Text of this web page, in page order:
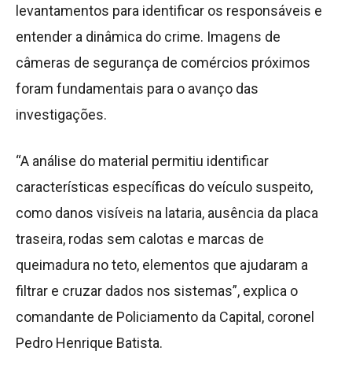
levantamentos para identificar os responsáveis e
entender a dinâmica do crime. Imagens de
câmeras de segurança de comércios próximos
foram fundamentais para o avanço das
investigações.
“A análise do material permitiu identificar
características específicas do veículo suspeito,
como danos visíveis na lataria, ausência da placa
traseira, rodas sem calotas e marcas de
queimadura no teto, elementos que ajudaram a
filtrar e cruzar dados nos sistemas”, explica o
comandante de Policiamento da Capital, coronel
Pedro Henrique Batista.